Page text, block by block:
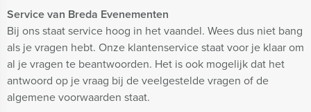
Service van Breda Evenementen
Bij ons staat service hoog in het vaandel. Wees dus niet bang
als je vragen hebt. Onze klantenservice staat voor je klaar om
al je vragen te beantwoorden. Het is ook mogelijk dat het
antwoord op je vraag bij de veelgestelde vragen of de
algemene voorwaarden staat.